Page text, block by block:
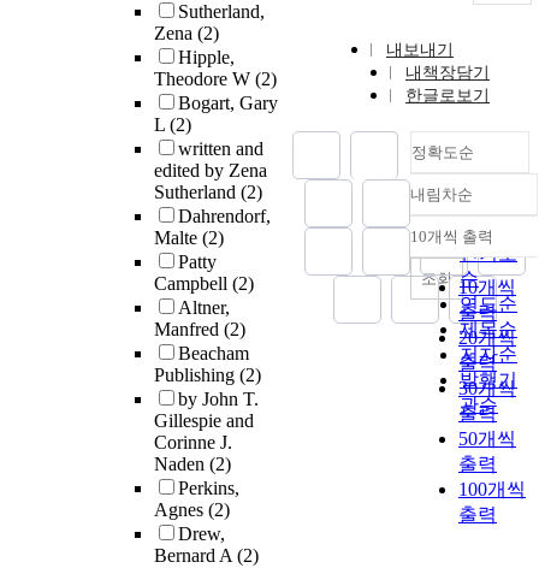
Sutherland,
Zena (2)
Hipple,
Theodore W (2)
Bogart, Gary
L (2)
written and
edited by Zena
Sutherland (2)
Dahrendorf,
Malte (2)
Patty
Campbell (2)
Altner,
Manfred (2)
Beacham
Publishing (2)
by John T.
Gillespie and
Corinne J.
Naden (2)
Perkins,
Agnes (2)
Drew,
Bernard A(2)
내보내기
내책장담기
한글로보기
정확도순
정확도
순
인기도
순
연도순
제목순
저자순
발행기
관순
내림차순
내림차순
10개씩 출력
10개씩
출력
20개씩
출력
30개씩
출력
50개씩
출력
100개씩
출력
조회